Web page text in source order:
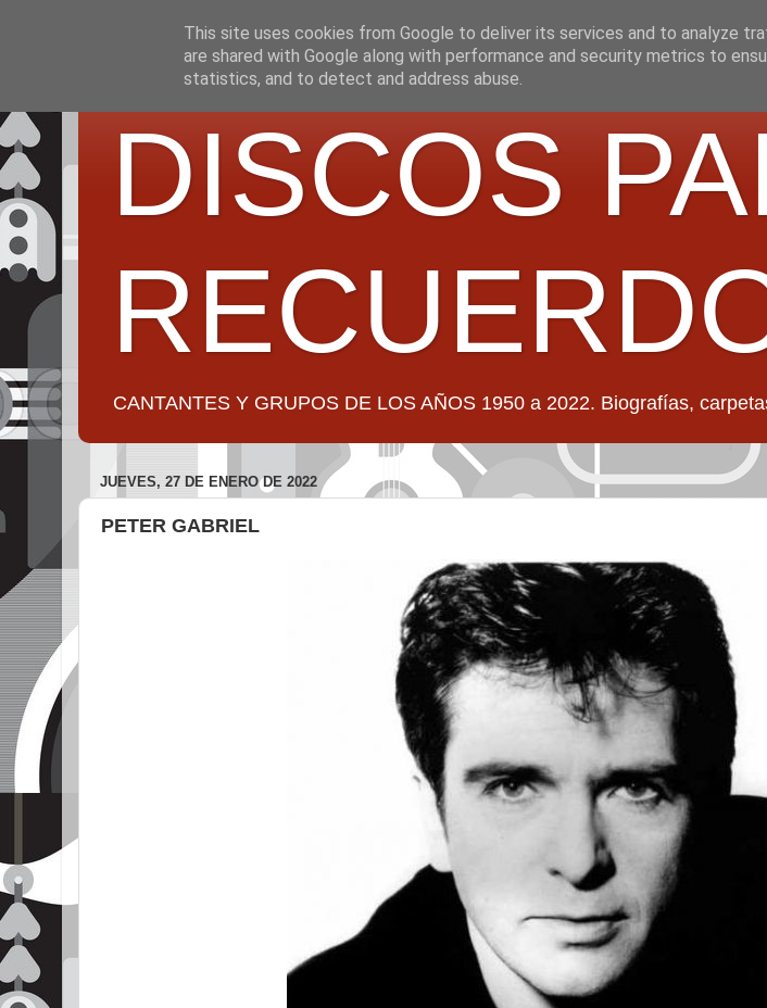
DISCOS
CANTANTES Y GRUPOS DE LOS AÑOS 1950 a 2022. Biografías,
JUEVES, 27 DE ENERO DE 2022
PETER GABRIEL
This site uses cookies from Google to deliver its services and to analyze
are shared with Google along with performance and security metrics to
statistics, and to detect and address abuse.